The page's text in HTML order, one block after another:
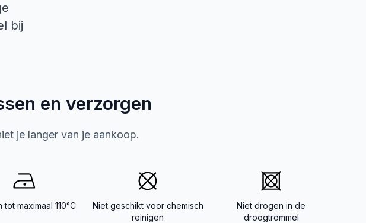
bij
en verzorgen
je langer van je aankoop.
tot maximaal 110°C
Niet geschikt voor chemisch
reinigen
Niet drogen in de
droogtrommel